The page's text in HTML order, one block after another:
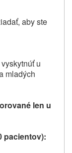
aby ste
u
mladých
len u
pacientov):